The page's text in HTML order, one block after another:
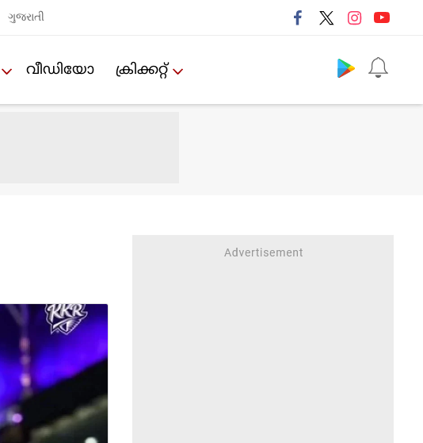
ગુજરાતી
വീഡിയോ ക്രിക്കറ്റ്‌